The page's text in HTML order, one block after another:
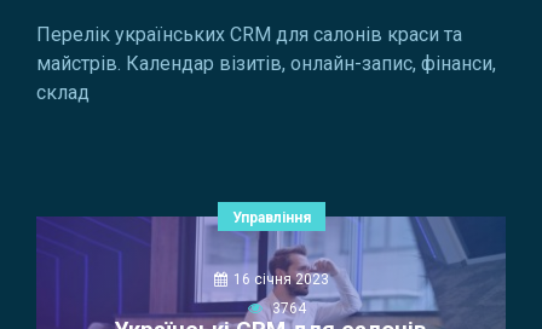
Перелік українських CRM для салонів краси та
майстрів. Календар візитів, онлайн-запис, фінанси,
склад
Управління
16 січня 2023
3764